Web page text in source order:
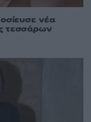
νέα
τεσσάρων